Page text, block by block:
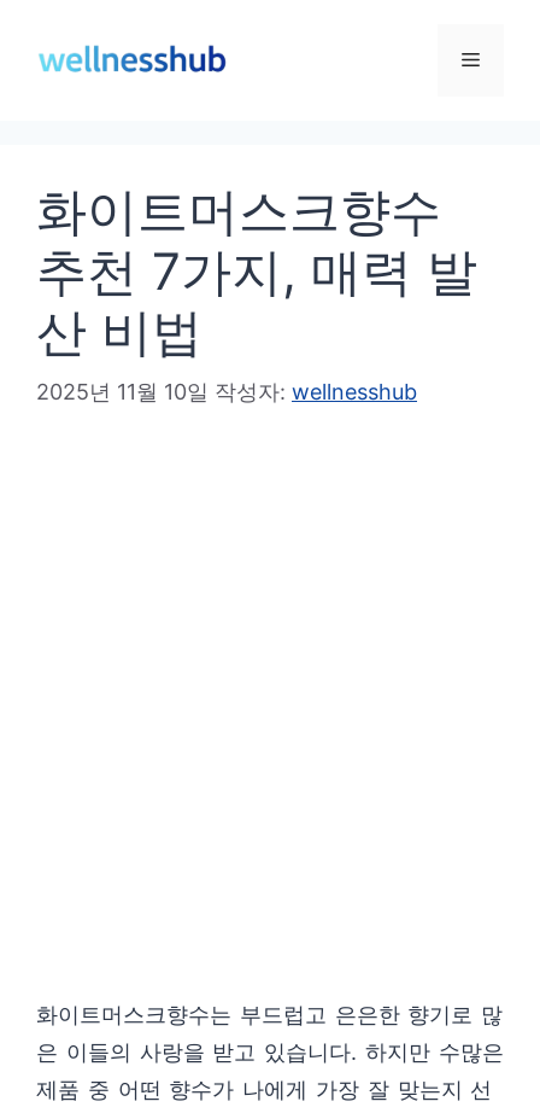
메
화이트머스크향수
추천 7가지, 매력 발
산 비법
2025년 11월 10일 작성자: wellnesshub
화이트머스크향수는 부드럽고 은은한 향기로 많
은 이들의 사랑을 받고 있습니다. 하지만 수많은
제품 중 어떤 향수가 나에게 가장 잘 맞는지 선